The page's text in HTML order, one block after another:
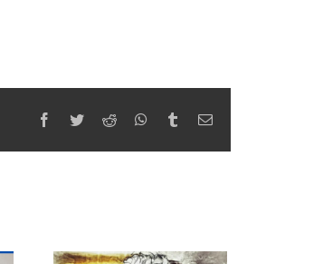
Facebook
TwitterReddit WhatsApp
TumblrEmail